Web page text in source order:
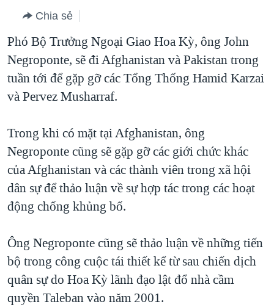
chính
điều
hướng
chính
Đi
"Tìm"
BLOG
DIỄN ĐÀN
MỤC
TỰ DO BÁO CHÍ
NGƯỜI VIỆT HẢI NGOẠI
ĐỜI SỐNG
KINH TẾ
KHOA HỌC
VĂN HOÁ
THỂ THAO
GIÁO DỤC
CHUYÊN ĐỀ
HÀNH TRÌNH BẦU CỬ 2024
MỘT NĂM CHIẾN TRANH TẠI DẢI GAZA
GIẢI MÃ VÀNH ĐAI & CON ĐƯỜNG
NGÀY TỊ NẠN THẾ GIỚI
GROUND ZERO – XƯA VÀ NAY
CHI PHÍ CHIẾN TRANH AFGHANISTAN
CÁC GIÁ TRỊ CỘNG HÒA Ở VIỆT NAM
VIDEO
NGHE
MẠNG XÃ HỘI
Ngôn ngữ khác
Chia sẻ
Phó Bộ Trưởng Ngoại Giao Hoa Kỳ, ông John
Negroponte, sẽ đi Afghanistan và Pakistan trong
tuần tới để gặp gỡ các Tổng Thống Hamid Karzai
và Pervez Musharraf.
Trong khi có mặt tại Afghanistan, ông
Negroponte cũng sẽ gặp gỡ các giới chức khác
của Afghanistan và các thành viên trong xã hội
dân sự để thảo luận về sự hợp tác trong các hoạt
động chống khủng bố.
Ông Negroponte cũng sẽ thảo luận về những tiến
bộ trong công cuộc tái thiết kể từ sau chiến dịch
quân sự do Hoa Kỳ lãnh đạo lật đổ nhà cầm
quyền Taleban vào năm 2001.